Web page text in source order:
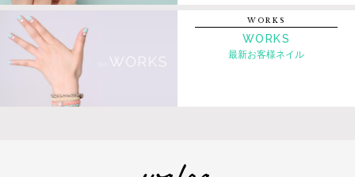
WORKS
WORKS
最新お客様ネイル